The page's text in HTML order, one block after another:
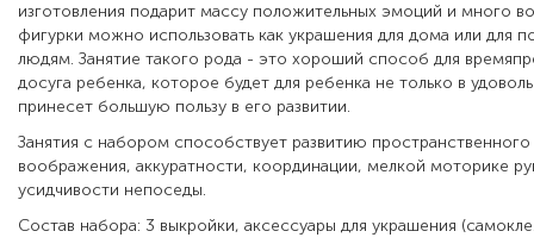
изготовления подарит массу положительных эмоций и много
фигурки можно использовать как украшения для дома или для
людям. Занятие такого рода - это хороший способ для
досуга ребенка, которое будет для ребенка не только в
принесет большую пользу в его развитии.
Занятия с набором способствует развитию
воображения, аккуратности, координации, мелкой моторике
усидчивости непоседы.
Состав набора: 3 выкройки, аксессуары для украшения